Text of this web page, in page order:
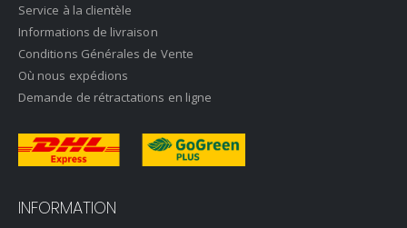
Service à la clientèle
Informations de livraison
Conditions Générales de Vente
Où nous expédions
Demande de rétractations en ligne
INFORMATION